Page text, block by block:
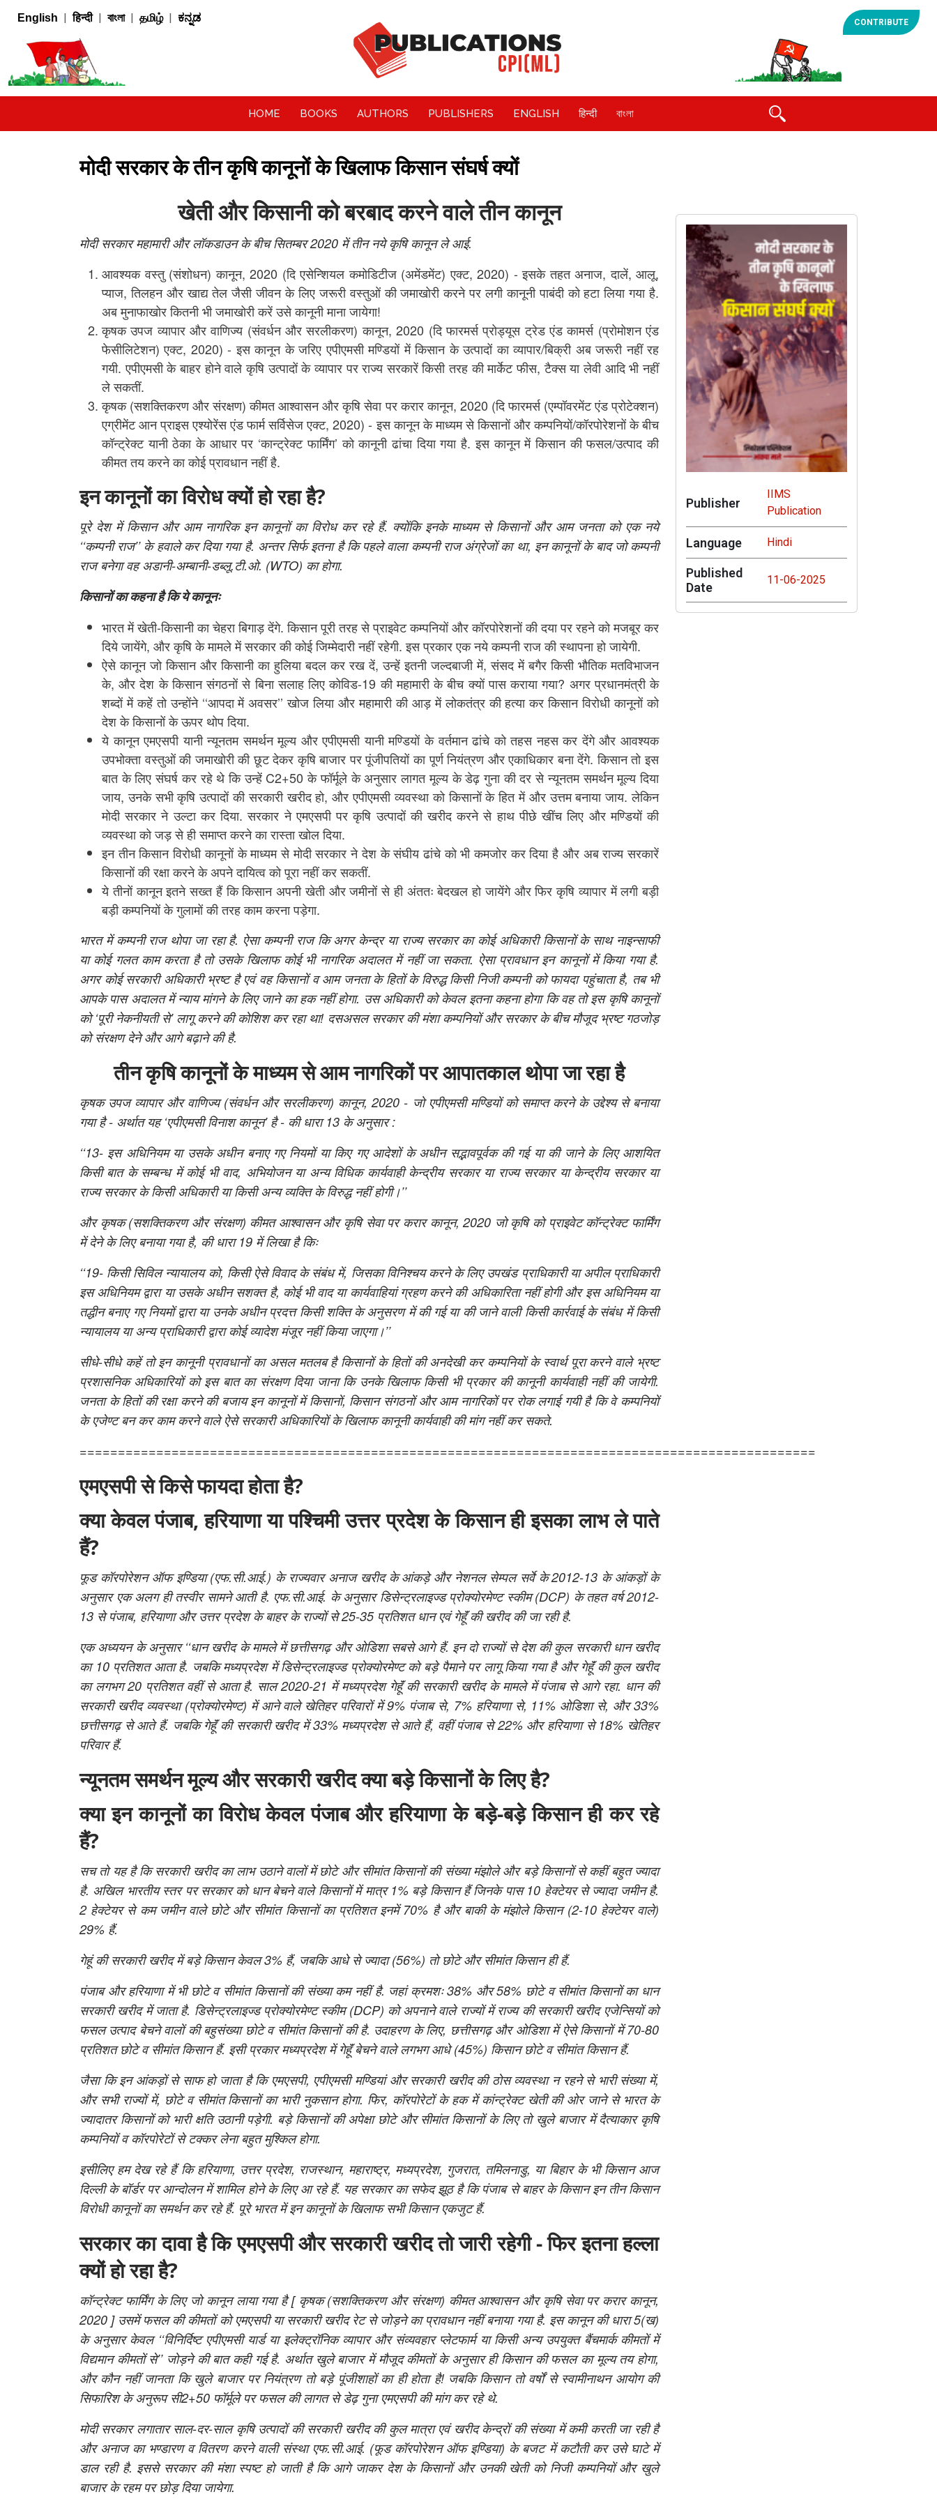
English | हिन्दी | বাংলা | தமிழ் | ಕನ್ನಡ CONTRIBUTE
HOME BOOKS AUTHORS PUBLISHERS ENGLISH हिन्दी বাংলা
मोदी सरकार के तीन कृषि कानूनों के खिलाफ किसान संघर्ष क्यों
खेती और किसानी को बरबाद करने वाले तीन कानून
मोदी सरकार महामारी और लॉकडाउन के बीच सितम्बर 2020 में तीन नये कृषि कानून ले आई.
आवश्यक वस्तु (संशोधन) कानून, 2020 (दि एसेन्शियल कमोडिटीज (अमेंडमेंट) एक्ट, 2020) - इसके तहत अनाज, दालें, आलू,
प्याज, तिलहन और खाद्य तेल जैसी जीवन के लिए जरूरी वस्तुओं की जमाखोरी करने पर लगी कानूनी पाबंदी को हटा लिया गया है.
अब मुनाफाखोर कितनी भी जमाखोरी करें उसे कानूनी माना जायेगा!
कृषक उपज व्यापार और वाणिज्य (संवर्धन और सरलीकरण) कानून, 2020 (दि फारमर्स प्रोड्यूस ट्रेड एंड कामर्स (प्रोमोशन एंड
फेसीलिटेशन) एक्ट, 2020) - इस कानून के जरिए एपीएमसी मण्डियों में किसान के उत्पादों का व्यापार/बिक्री अब जरूरी नहीं रह
गयी. एपीएमसी के बाहर होने वाले कृषि उत्पादों के व्यापार पर राज्य सरकारें किसी तरह की मार्केट फीस, टैक्स या लेवी आदि भी नहीं
ले सकतीं.
कृषक (सशक्तिकरण और संरक्षण) कीमत आश्वासन और कृषि सेवा पर करार कानून, 2020 (दि फारमर्स (एम्पॉवरमेंट एंड प्रोटेक्शन)
एग्रीमेंट आन प्राइस एश्योरेंस एंड फार्म सर्विसेज एक्ट, 2020) - इस कानून के माध्यम से किसानों और कम्पनियों/कॉरपोरेशनों के बीच
कॉन्ट्रेक्ट यानी ठेका के आधार पर ‘कान्ट्रेक्ट फार्मिंग’ को कानूनी ढांचा दिया गया है. इस कानून में किसान की फसल/उत्पाद की
कीमत तय करने का कोई प्रावधान नहीं है.
इन कानूनों का विरोध क्यों हो रहा है?
पूरे देश में किसान और आम नागरिक इन कानूनों का विरोध कर रहे हैं. क्योंकि इनके माध्यम से किसानों और आम जनता को एक नये
‘‘कम्पनी राज’’ के हवाले कर दिया गया है. अन्तर सिर्फ इतना है कि पहले वाला कम्पनी राज अंग्रेजों का था, इन कानूनों के बाद जो कम्पनी
राज बनेगा वह अडानी-अम्बानी-डब्लू.टी.ओ. (WTO) का होगा.
किसानों का कहना है कि ये कानूनः
भारत में खेती-किसानी का चेहरा बिगाड़ देंगे. किसान पूरी तरह से प्राइवेट कम्पनियों और कॉरपोरेशनों की दया पर रहने को मजबूर कर
दिये जायेंगे, और कृषि के मामले में सरकार की कोई जिम्मेदारी नहीं रहेगी. इस प्रकार एक नये कम्पनी राज की स्थापना हो जायेगी.
ऐसे कानून जो किसान और किसानी का हुलिया बदल कर रख दें, उन्हें इतनी जल्दबाजी में, संसद में बगैर किसी भौतिक मतविभाजन
के, और देश के किसान संगठनों से बिना सलाह लिए कोविड-19 की महामारी के बीच क्यों पास कराया गया? अगर प्रधानमंत्री के
शब्दों में कहें तो उन्होंने ‘‘आपदा में अवसर’’ खोज लिया और महामारी की आड़ में लोकतंत्र की हत्या कर किसान विरोधी कानूनों को
देश के किसानों के ऊपर थोप दिया.
ये कानून एमएसपी यानी न्यूनतम समर्थन मूल्य और एपीएमसी यानी मण्डियों के वर्तमान ढांचे को तहस नहस कर देंगे और आवश्यक
उपभोक्ता वस्तुओं की जमाखोरी की छूट देकर कृषि बाजार पर पूंजीपतियों का पूर्ण नियंत्रण और एकाधिकार बना देंगे. किसान तो इस
बात के लिए संघर्ष कर रहे थे कि उन्हें C2+50 के फॉर्मूले के अनुसार लागत मूल्य के डेढ़ गुना की दर से न्यूनतम समर्थन मूल्य दिया
जाय, उनके सभी कृषि उत्पादों की सरकारी खरीद हो, और एपीएमसी व्यवस्था को किसानों के हित में और उत्तम बनाया जाय. लेकिन
मोदी सरकार ने उल्टा कर दिया. सरकार ने एमएसपी पर कृषि उत्पादों की खरीद करने से हाथ पीछे खींच लिए और मण्डियों की
व्यवस्था को जड़ से ही समाप्त करने का रास्ता खोल दिया.
इन तीन किसान विरोधी कानूनों के माध्यम से मोदी सरकार ने देश के संघीय ढांचे को भी कमजोर कर दिया है और अब राज्य सरकारें
किसानों की रक्षा करने के अपने दायित्व को पूरा नहीं कर सकतीं.
ये तीनों कानून इतने सख्त हैं कि किसान अपनी खेती और जमीनों से ही अंततः बेदखल हो जायेंगे और फिर कृषि व्यापार में लगी बड़ी
बड़ी कम्पनियों के गुलामों की तरह काम करना पड़ेगा.
भारत में कम्पनी राज थोपा जा रहा है. ऐसा कम्पनी राज कि अगर केन्द्र या राज्य सरकार का कोई अधिकारी किसानों के साथ नाइन्साफी
या कोई गलत काम करता है तो उसके खिलाफ कोई भी नागरिक अदालत में नहीं जा सकता. ऐसा प्रावधान इन कानूनों में किया गया है.
अगर कोई सरकारी अधिकारी भ्रष्ट है एवं वह किसानों व आम जनता के हितों के विरुद्ध किसी निजी कम्पनी को फायदा पहुंचाता है, तब भी
आपके पास अदालत में न्याय मांगने के लिए जाने का हक नहीं होगा. उस अधिकारी को केवल इतना कहना होगा कि वह तो इस कृषि कानूनों
को‘पूरी नेकनीयती से’लागू करने की कोशिश कर रहा था! दसअसल सरकार की मंशा कम्पनियों और सरकार के बीच मौजूद भ्रष्ट गठजोड़
को संरक्षण देने और आगे बढ़ाने की है.
तीन कृषि कानूनों के माध्यम से आम नागरिकों पर आपातकाल थोपा जा रहा है
कृषक उपज व्यापार और वाणिज्य (संवर्धन और सरलीकरण) कानून, 2020 - जो एपीएमसी मण्डियों को समाप्त करने के उद्देश्य से बनाया
गया है - अर्थात यह ‘एपीएमसी विनाश कानून’ है - की धारा 13 के अनुसार :
‘‘13- इस अधिनियम या उसके अधीन बनाए गए नियमों या किए गए आदेशों के अधीन सद्भावपूर्वक की गई या की जाने के लिए आशयित
किसी बात के सम्बन्ध में कोई भी वाद, अभियोजन या अन्य विधिक कार्यवाही केन्द्रीय सरकार या राज्य सरकार या केन्द्रीय सरकार या
राज्य सरकार के किसी अधिकारी या किसी अन्य व्यक्ति के विरुद्ध नहीं होगी।’’
और कृषक (सशक्तिकरण और संरक्षण) कीमत आश्वासन और कृषि सेवा पर करार कानून, 2020 जो कृषि को प्राइवेट कॉन्ट्रेक्ट फार्मिंग
में देने के लिए बनाया गया है, की धारा 19 में लिखा है किः
‘‘19- किसी सिविल न्यायालय को, किसी ऐसे विवाद के संबंध में, जिसका विनिश्चय करने के लिए उपखंड प्राधिकारी या अपील प्राधिकारी
इस अधिनियम द्वारा या उसके अधीन सशक्त है, कोई भी वाद या कार्यवाहियां ग्रहण करने की अधिकारिता नहीं होगी और इस अधिनियम या
तद्धीन बनाए गए नियमों द्वारा या उनके अधीन प्रदत्त किसी शक्ति के अनुसरण में की गई या की जाने वाली किसी कार्रवाई के संबंध में किसी
न्यायालय या अन्य प्राधिकारी द्वारा कोई व्यादेश मंजूर नहीं किया जाएगा।’’
सीधे-सीधे कहें तो इन कानूनी प्रावधानों का असल मतलब है किसानों के हितों की अनदेखी कर कम्पनियों के स्वार्थ पूरा करने वाले भ्रष्ट
प्रशासनिक अधिकारियों को इस बात का संरक्षण दिया जाना कि उनके खिलाफ किसी भी प्रकार की कानूनी कार्यवाही नहीं की जायेगी.
जनता के हितों की रक्षा करने की बजाय इन कानूनों में किसानों, किसान संगठनों और आम नागरिकों पर रोक लगाई गयी है कि वे कम्पनियों
के एजेण्ट बन कर काम करने वाले ऐसे सरकारी अधिकारियों के खिलाफ कानूनी कार्यवाही की मांग नहीं कर सकते.
================================================================================================
एमएसपी से किसे फायदा होता है?
क्या केवल पंजाब, हरियाणा या पश्चिमी उत्तर प्रदेश के किसान ही इसका लाभ ले पाते
हैं?
फूड कॉरपोरेशन ऑफ इण्डिया (एफ.सी.आई.) के राज्यवार अनाज खरीद के आंकड़े और नेशनल सेम्पल सर्वे के 2012-13 के आंकड़ों के
अनुसार एक अलग ही तस्वीर सामने आती है. एफ.सी.आई. के अनुसार डिसेन्ट्रलाइज्ड प्रोक्योरमेण्ट स्कीम (DCP) के तहत वर्ष 2012-
13 से पंजाब, हरियाणा और उत्तर प्रदेश के बाहर के राज्यों से 25-35 प्रतिशत धान एवं गेहॅूं की खरीद की जा रही है.
एक अध्ययन के अनुसार ‘‘धान खरीद के मामले में छत्तीसगढ़ और ओडिशा सबसे आगे हैं. इन दो राज्यों से देश की कुल सरकारी धान खरीद
का 10 प्रतिशत आता है. जबकि मध्यप्रदेश में डिसेन्ट्रलाइज्ड प्रोक्योरमेण्ट को बड़े पैमाने पर लागू किया गया है और गेहॅूं की कुल खरीद
का लगभग 20 प्रतिशत वहीं से आता है. साल 2020-21 में मध्यप्रदेश गेहॅूं की सरकारी खरीद के मामले में पंजाब से आगे रहा. धान की
सरकारी खरीद व्यवस्था(प्रोक्योरमेण्ट) में आने वाले खेतिहर परिवारों में 9% पंजाब से, 7% हरियाणा से, 11% ओडिशा से, और 33%
छत्तीसगढ़ से आते हैं. जबकि गेहॅूं की सरकारी खरीद में 33% मध्यप्रदेश से आते हैं, वहीं पंजाब से 22% और हरियाणा से 18% खेतिहर
परिवार हैं.
न्यूनतम समर्थन मूल्य और सरकारी खरीद क्या बड़े किसानों के लिए है?
क्या इन कानूनों का विरोध केवल पंजाब और हरियाणा के बड़े-बड़े किसान ही कर रहे
हैं?
सच तो यह है कि सरकारी खरीद का लाभ उठाने वालों में छोटे और सीमांत किसानों की संख्या मंझोले और बड़े किसानों से कहीं बहुत ज्यादा
है. अखिल भारतीय स्तर पर सरकार को धान बेचने वाले किसानों में मात्र 1% बड़े किसान हैं जिनके पास 10 हेक्टेयर से ज्यादा जमीन है.
2 हेक्टेयर से कम जमीन वाले छोटे और सीमांत किसानों का प्रतिशत इनमें 70% है और बाकी के मंझोले किसान (2-10 हेक्टेयर वाले)
29% हैं.
गेहूं की सरकारी खरीद में बड़े किसान केवल 3% हैं, जबकि आधे से ज्यादा (56%) तो छोटे और सीमांत किसान ही हैं.
पंजाब और हरियाणा में भी छोटे व सीमांत किसानों की संख्या कम नहीं है. जहां क्रमशः 38% और 58% छोटे व सीमांत किसानों का धान
सरकारी खरीद में जाता है. डिसेन्ट्रलाइज्ड प्रोक्योरमेण्ट स्कीम (DCP) को अपनाने वाले राज्यों में राज्य की सरकारी खरीद एजेन्सियों को
फसल उत्पाद बेचने वालों की बहुसंख्या छोटे व सीमांत किसानों की है. उदाहरण के लिए, छत्तीसगढ़ और ओडिशा में ऐसे किसानों में 70-80
प्रतिशत छोटे व सीमांत किसान हैं. इसी प्रकार मध्यप्रदेश में गेहॅूं बेचने वाले लगभग आधे (45%) किसान छोटे व सीमांत किसान हैं.
जैसा कि इन आंकड़ों से साफ हो जाता है कि एमएसपी, एपीएमसी मण्डियां और सरकारी खरीद की ठोस व्यवस्था न रहने से भारी संख्या में,
और सभी राज्यों में, छोटे व सीमांत किसानों का भारी नुकसान होगा. फिर, कॉरपोरेटों के हक में कांन्ट्रेक्ट खेती की ओर जाने से भारत के
ज्यादातर किसानों को भारी क्षति उठानी पड़ेगी. बड़े किसानों की अपेक्षा छोटे और सीमांत किसानों के लिए तो खुले बाजार में दैत्याकार कृषि
कम्पनियों व कॉरपोरेटों से टक्कर लेना बहुत मुश्किल होगा.
इसीलिए हम देख रहे हैं कि हरियाणा, उत्तर प्रदेश, राजस्थान, महाराष्ट्र, मध्यप्रदेश, गुजरात, तमिलनाडु, या बिहार के भी किसान आज
दिल्ली के बॉर्डर पर आन्दोलन में शामिल होने के लिए आ रहे हैं. यह सरकार का सफेद झूठ है कि पंजाब से बाहर के किसान इन तीन किसान
विरोधी कानूनों का समर्थन कर रहे हैं. पूरे भारत में इन कानूनों के खिलाफ सभी किसान एकजुट हैं.
सरकार का दावा है कि एमएसपी और सरकारी खरीद तो जारी रहेगी - फिर इतना हल्ला
क्यों हो रहा है?
कॉन्ट्रेक्ट फार्मिंग के लिए जो कानून लाया गया है [ कृषक (सशक्तिकरण और संरक्षण) कीमत आश्वासन और कृषि सेवा पर करार कानून,
2020 ] उसमें फसल की कीमतों को एमएसपी या सरकारी खरीद रेट से जोड़ने का प्रावधान नहीं बनाया गया है. इस कानून की धारा 5(ख)
के अनुसार केवल ‘‘विनिर्दिष्ट एपीएमसी यार्ड या इलेक्ट्रॉनिक व्यापार और संव्यवहार प्लेटफार्म या किसी अन्य उपयुक्त बैंचमार्क कीमतों में
विद्यमान कीमतों से’’जोड़ने की बात कही गई है. अर्थात खुले बाजार में मौजूद कीमतों के अनुसार ही किसान की फसल का मूल्य तय होगा,
और कौन नहीं जानता कि खुले बाजार पर नियंत्रण तो बड़े पूंजीशाहों का ही होता है! जबकि किसान तो वर्षों से स्वामीनाथन आयोग की
सिफारिश के अनुरूप सी2+50 फॉर्मूले पर फसल की लागत से डेढ़ गुना एमएसपी की मांग कर रहे थे.
मोदी सरकार लगातार साल-दर-साल कृषि उत्पादों की सरकारी खरीदकी कुल मात्रा एवं खरीद केन्द्रों की संख्या में कमी करती जा रही है
और अनाज का भण्डारण व वितरण करने वाली संस्था एफ.सी.आई. (फूड कॉरपोरेशन ऑफ इण्डिया) के बजट में कटौती कर उसे घाटे में
डाल रही है. इससे सरकार की मंशा स्पष्ट हो जाती है कि आगे जाकर देश के किसानों और उनकी खेती को निजी कम्पनियों और खुले
बाजार के रहम पर छोड़ दिया जायेगा.
Publisher
IIMS
Publication
Language Hindi
Published
Date
11-06-2025